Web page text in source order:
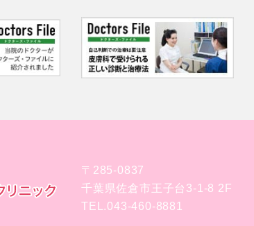
〒285-0837
千葉県佐倉市王子台3-1-8 2F
TEL.043-460-8881